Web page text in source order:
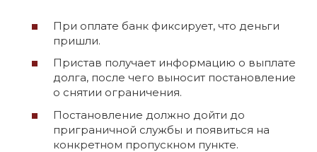
При оплате банк фиксирует, что деньги
пришли.
Пристав получает информацию о выплате
долга, после чего выносит постановление
о снятии ограничения.
Постановление должно дойти до
приграничной службы и появиться на
конкретном пропускном пункте.